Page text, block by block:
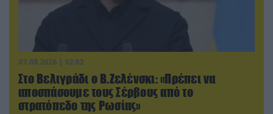
07.08.2026 | 02:02
Στο Βελιγράδι ο Β.Ζελένσκι: «Πρέπει να
αποσπάσουμε τους Σέρβους από το
στρατόπεδο της Ρωσίας»